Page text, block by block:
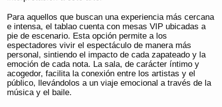
Para aquellos que buscan una experiencia más cercana
e intensa, el tablao cuenta con mesas VIP ubicadas a
pie de escenario. Esta opción permite a los
espectadores vivir el espectáculo de manera más
personal, sintiendo el impacto de cada zapateado y la
emoción de cada nota. La sala, de carácter íntimo y
acogedor, facilita la conexión entre los artistas y el
público, llevándolos a un viaje emocional a través de la
música y el baile.